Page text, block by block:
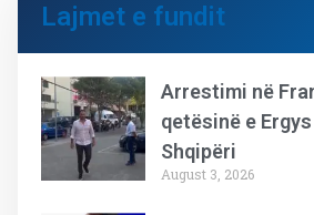
Lajmet e fundit
Arrestimi në
qetësinë e
Shqipëri
August 3, 2026